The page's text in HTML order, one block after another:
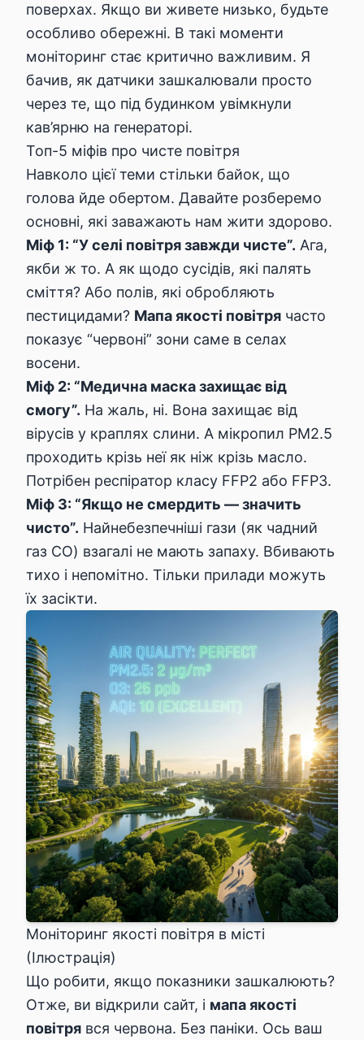
поверхах. Якщо ви живете низько, будьте
особливо обережні. В такі моменти
моніторинг стає критично важливим. Я
бачив, як датчики зашкалювали просто
через те, що під будинком увімкнули
кав’ярню на генераторі.
Топ-5 міфів про чисте повітря
Навколо цієї теми стільки байок, що
голова йде обертом. Давайте розберемо
основні, які заважають нам жити здорово.
Міф 1: “У селі повітря завжди чисте”. Ага,
якби ж то. А як щодо сусідів, які палять
сміття? Або полів, які обробляють
пестицидами? Мапа якості повітря часто
показує “червоні” зони саме в селах
восени.
Міф 2: “Медична маска захищає від
смогу”. На жаль, ні. Вона захищає від
вірусів у краплях слини. А мікропил PM2.5
проходить крізь неї як ніж крізь масло.
Потрібен респіратор класу FFP2 або FFP3.
Міф 3: “Якщо не смердить — значить
чисто”. Найнебезпечніші гази (як чадний
газ CO) взагалі не мають запаху. Вбивають
тихо і непомітно. Тільки прилади можуть
їх засікти.
Моніторинг якості повітря в місті
(Ілюстрація)
Що робити, якщо показники зашкалюють?
Отже, ви відкрили сайт, і мапа якості
повітря вся червона. Без паніки. Ось ваш